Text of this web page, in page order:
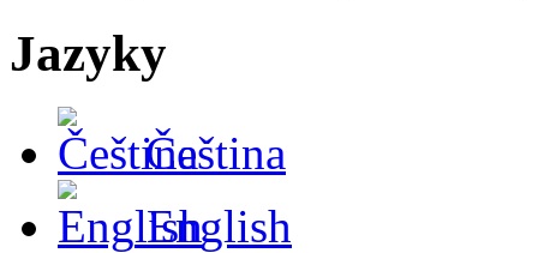
Jazyky
Čeština
English